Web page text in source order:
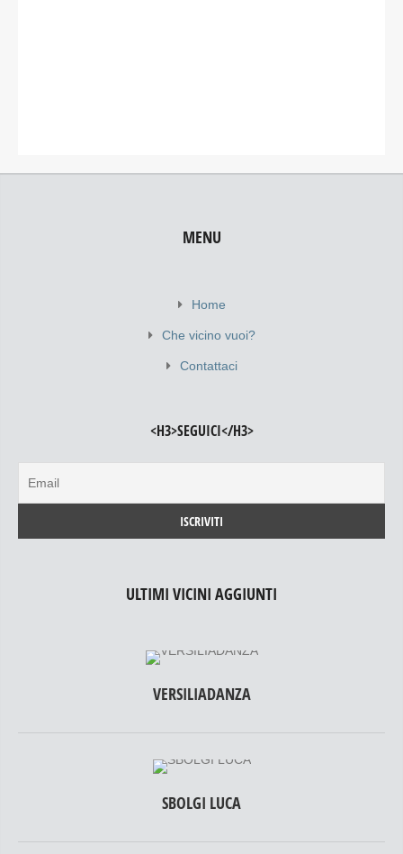
MENU
Home
Che vicino vuoi?
Contattaci
<H3>SEGUICI</H3>
ULTIMI VICINI AGGIUNTI
VERSILIADANZA
SBOLGI LUCA